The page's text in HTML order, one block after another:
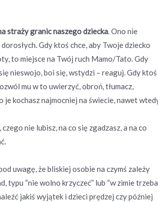
straży granic naszego dziecka. Ono nie
Gdy ktoś chce, aby Twoje dziecko
to miejsce na Twój ruch Mamo/Tato. Gdy
nieswojo, boi się, wstydzi – reaguj. Gdy ktoś
mu w to uwierzyć, obroń, tłumacz,
je kochasz najmocniej na świecie, nawet
nie lubisz, na co się zgadzasz, a na co
uwagę, że bliskiej osobie na czymś zależy
typu “nie wolno krzyczeć” lub “w zimie trzeba
jakiś wyjątek i dzieci prędzej czy później